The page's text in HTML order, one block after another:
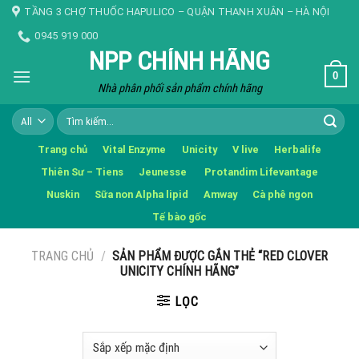
Skip TẦNG 3 CHỢ THUỐC HAPULICO – QUẬN THANH XUÂN – HÀ NỘI
0945 919 000
NPP CHÍNH HÃNG
Nhà phân phối sản phẩm chính hãng
0
Tìm
kiếm:
Trang chủ Vital Enzyme Unicity V live
Herbalife
Thiên Sư – Tiens
Jeunesse
Protandim Lifevantage
Nuskin
Sữa non Alpha lipid Amway
Cà phê ngon
Tế bào gốc
TRANG CHỦ / SẢN PHẨM ĐƯỢC GẮN THẺ “RED CLOVER
UNICITY CHÍNH HÃNG”
LỌC